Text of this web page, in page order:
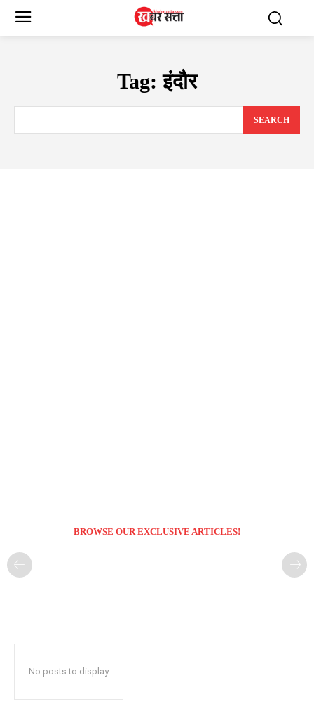
Tag:इंदौर
SEARCH
BROWSE OUR EXCLUSIVE ARTICLES!
No posts to display